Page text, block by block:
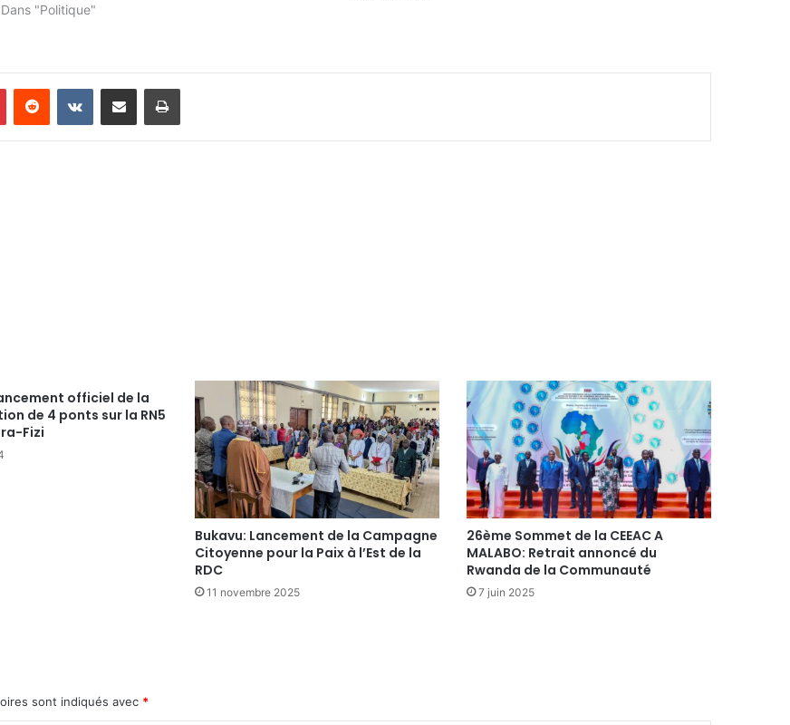
Dans "Politique"
officiel de la
de 4 ponts sur la RN5
Fizi
Bukavu: Lancement de la Campagne
Citoyenne pour la Paix à l’Est de la
RDC
11 novembre 2025
26ème Sommet de la CEEAC A
MALABO: Retrait annoncé du
Rwanda de la Communauté
7 juin 2025
sont indiqués avec *